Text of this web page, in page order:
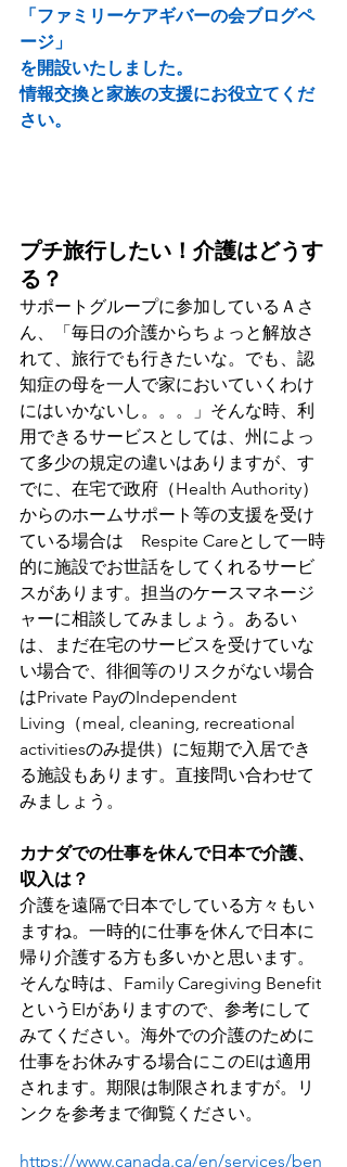
「ファミリーケアギバーの会ブログペ
ージ」
を開設いたしました。
情報交換と家族の支援にお役立てくだ
さい。
プチ旅行したい！介護はどうす
る？
サポートグループに参加しているＡさ
ん、「毎日の介護からちょっと解放さ
れて、旅行でも行きたいな。でも、認
知症の母を一人で家においていくわけ
にはいかないし。。。」そんな時、利
用できるサービスとしては、州によっ
て多少の規定の違いはありますが、す
でに、在宅で政府（Health Authority）
からのホームサポート等の支援を受け
ている場合は　Respite Careとして一時
的に施設でお世話をしてくれるサービ
スがあります。担当のケースマネージ
ャーに相談してみましょう。あるい
は、まだ在宅のサービスを受けていな
い場合で、徘徊等のリスクがない場合
はPrivate PayのIndependent
Living（meal, cleaning, recreational
activitiesのみ提供）に短期で入居でき
る施設もあります。直接問い合わせて
みましょう。
カナダでの仕事を休んで日本で介護、
収入は？
介護を遠隔で日本でしている方々もい
ますね。一時的に仕事を休んで日本に
帰り介護する方も多いかと思います。
そんな時は、Family Caregiving Benefit
というEIがありますので、参考にして
みてください。海外での介護のために
仕事をお休みする場合にこのEIは適用
されます。期限は制限されますが。リ
ンクを参考まで御覧ください。
https://www.canada.ca/en/services/ben